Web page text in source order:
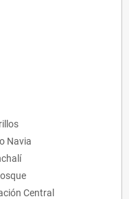
Navia
Central